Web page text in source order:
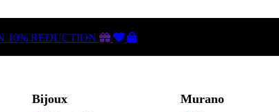
10% REDUCTION Gutscheine
Wunschliste
Warenkorb
Bijoux Murano